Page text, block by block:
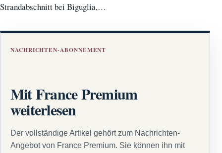
Strandabschnitt bei Biguglia,…
NACHRICHTEN-ABONNEMENT
Mit France Premium
weiterlesen
Der vollständige Artikel gehört zum Nachrichten-
Angebot von France Premium. Sie können ihn mit